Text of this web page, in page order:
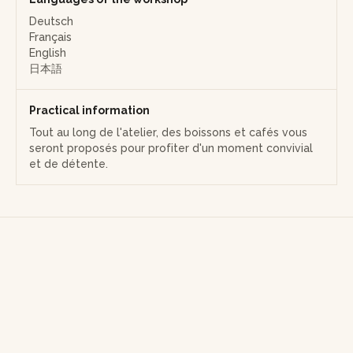
Tout au long de l'atelier, des boissons et cafés vous seront
proposés pour profiter d'un moment convivial et de
détente.
L'aventure se conclura par une dégustation. Pour couronner
fraîche seront proposées afin de compléter votre
expérience gustative.
Au terme de l'atelier, vous repartirez avec environ 25
recettes de cuisine japonaise sera offert, vous permettant
Deutsch
Français
English
日本語
Practical information
Tout au long de l'atelier, des boissons et cafés vous
seront proposés pour profiter d'un moment convivial
et de détente.